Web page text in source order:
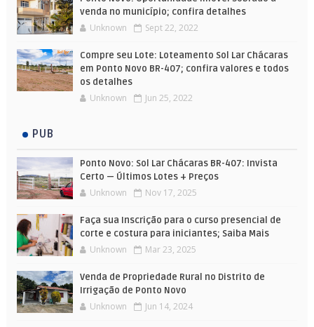
venda no município; confira detalhes
Unknown Sept 22, 2022
Compre seu Lote: Loteamento Sol Lar Chácaras
em Ponto Novo BR-407; confira valores e todos
os detalhes
Unknown Jun 25, 2022
PUB
Ponto Novo: Sol Lar Chácaras BR-407: Invista
Certo — Últimos Lotes + Preços
Unknown Nov 17, 2025
Faça sua Inscrição para o curso presencial de
corte e costura para iniciantes; Saiba Mais
Unknown Mar 23, 2025
Venda de Propriedade Rural no Distrito de
Irrigação de Ponto Novo
Unknown Jun 14, 2024